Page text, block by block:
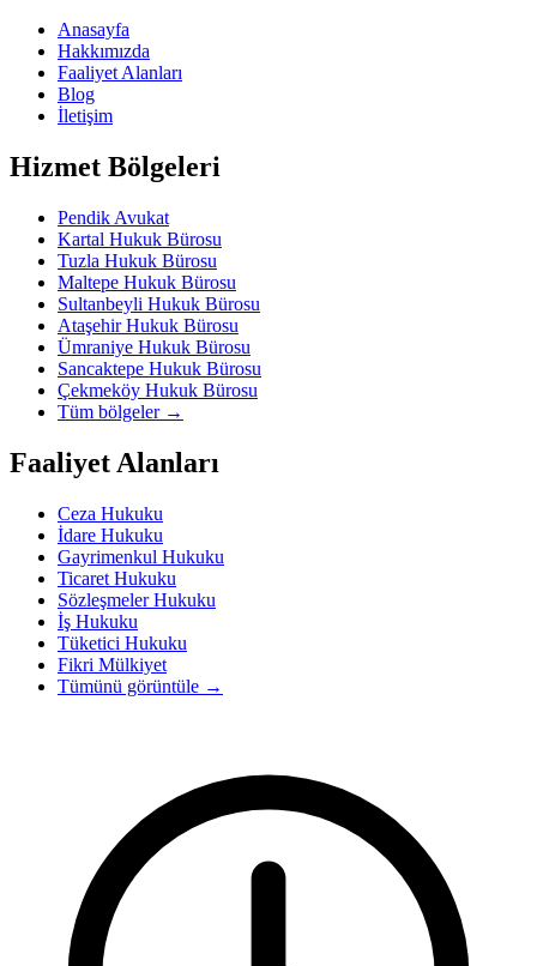
Anasayfa
Hakkımızda
Faaliyet Alanları
Blog
İletişim
Hizmet Bölgeleri
Pendik Avukat
Kartal Hukuk Bürosu
Tuzla Hukuk Bürosu
Maltepe Hukuk Bürosu
Sultanbeyli Hukuk Bürosu
Ataşehir Hukuk Bürosu
Ümraniye Hukuk Bürosu
Sancaktepe Hukuk Bürosu
Çekmeköy Hukuk Bürosu
Tüm bölgeler →
Faaliyet Alanları
Ceza Hukuku
İdare Hukuku
Gayrimenkul Hukuku
Ticaret Hukuku
Sözleşmeler Hukuku
İş Hukuku
Tüketici Hukuku
Fikri Mülkiyet
Tümünü görüntüle →